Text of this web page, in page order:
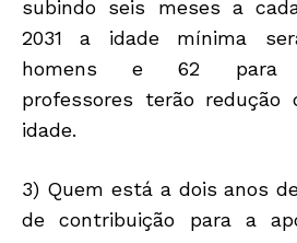
subindo seis meses a
2031 a idade mínima
homens e 62 para
professores terão redução
idade.
3) Quem está a dois anos
de contribuição para a